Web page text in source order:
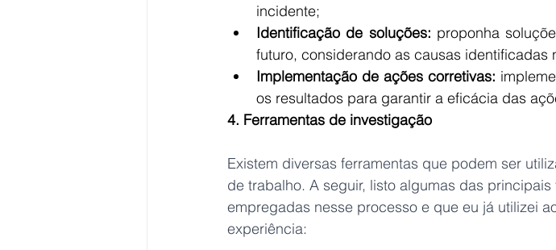
incidente;
Identificação de soluções: proponha
futuro, considerando as causas identificadas
Implementação de ações corretivas:
os resultados para garantir a eficácia das
4. Ferramentas de investigação
Existem diversas ferramentas que podem ser
de trabalho. A seguir, listo algumas das
empregadas nesse processo e que eu já utilizei
experiência: